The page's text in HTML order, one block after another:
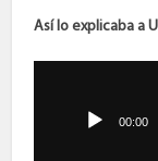
Así lo explicaba a
00:00